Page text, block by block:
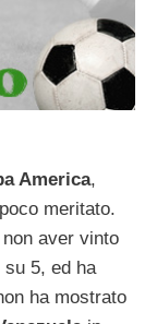
America,
meritato.
aver vinto
su 5, ed ha
ha mostrato